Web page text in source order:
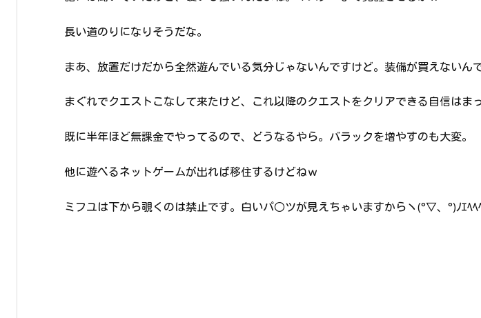
長い道のりになりそうだな。
まあ、放置だけだから全然遊んでいる気分じゃないんですけど。装備が買えないんで
まぐれでクエストこなして来たけど、これ以降のクエストをクリアできる自信はま
既に半年ほど無課金でやってるので、どうなるやら。バラックを増やすのも大変。
他に遊べるネットゲームが出れば移住するけどねｗ
ミフユは下から覗くのは禁止です。白いパ○ツが見えちゃいますからヽ(°▽、°)ﾉｴﾍﾍ